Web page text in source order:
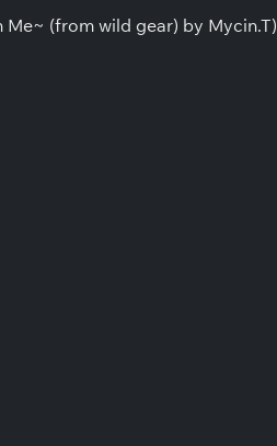
(from wild gear) by Mycin.T)